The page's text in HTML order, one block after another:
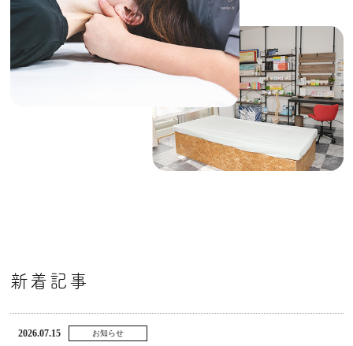
新着記事
2026.07.15 お知らせ